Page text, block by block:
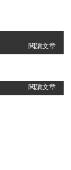
閱讀文章
閱讀文章